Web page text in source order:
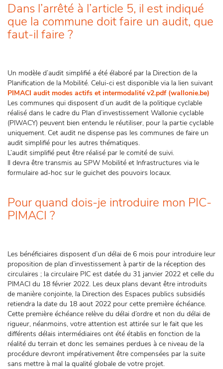
Dans l’arrêté à l’article 5, il est indiqué
que la commune doit faire un audit, que
faut-il faire ?
Un modèle d’audit simplifié a été élaboré par la Direction de la
Planification de la Mobilité. Celui-ci est disponible via la lien suivant
PIMACI audit modes actifs et intermodalité v2.pdf (wallonie.be)
Les communes qui disposent d’un audit de la politique cyclable
réalisé dans le cadre du Plan d’investissement Wallonie cyclable
(PIWACY) peuvent bien entendu le réutiliser, pour la partie cyclable
uniquement. Cet audit ne dispense pas les communes de faire un
audit simplifié pour les autres thématiques.
L’audit simplifié peut être réalisé par le comité de suivi.
Il devra être transmis au SPW Mobilité et Infrastructures via le
formulaire ad-hoc sur le guichet des pouvoirs locaux.
Pour quand dois-je introduire mon PIC-
PIMACI ?
Les bénéficiaires disposent d’un délai de 6 mois pour introduire leur
proposition de plan d’investissement à partir de la réception des
circulaires ; la circulaire PIC est datée du 31 janvier 2022 et celle du
PIMACI du 18 février 2022. Les deux plans devant être introduits
de manière conjointe, la Direction des Espaces publics subsidiés
retiendra la date du 18 aout 2022 pour cette première échéance.
Cette première échéance relève du délai d’ordre et non du délai de
rigueur, néanmoins, votre attention est attirée sur le fait que les
différents délais intermédiaires ont été établis en fonction de la
réalité du terrain et donc les semaines perdues à ce niveau de la
procédure devront impérativement être compensées par la suite
sans mettre à mal la qualité globale de votre projet.